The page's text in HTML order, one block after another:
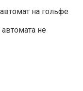
на гольфе
автомата не